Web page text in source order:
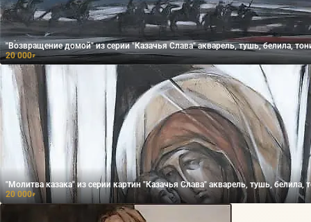
"Возвращение домой" из серии "Казачья Слава" акварель, тушь, белила,
20 000₽
"Молитва казака" из серии картин "Казачья Слава" акварель,
20 000₽